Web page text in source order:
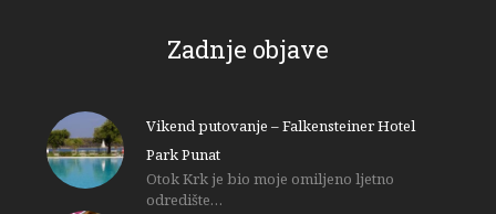
Zadnje objave
Vikend putovanje – Falkensteiner Hotel
Park Punat
Otok Krk je bio moje omiljeno ljetno
odredište…